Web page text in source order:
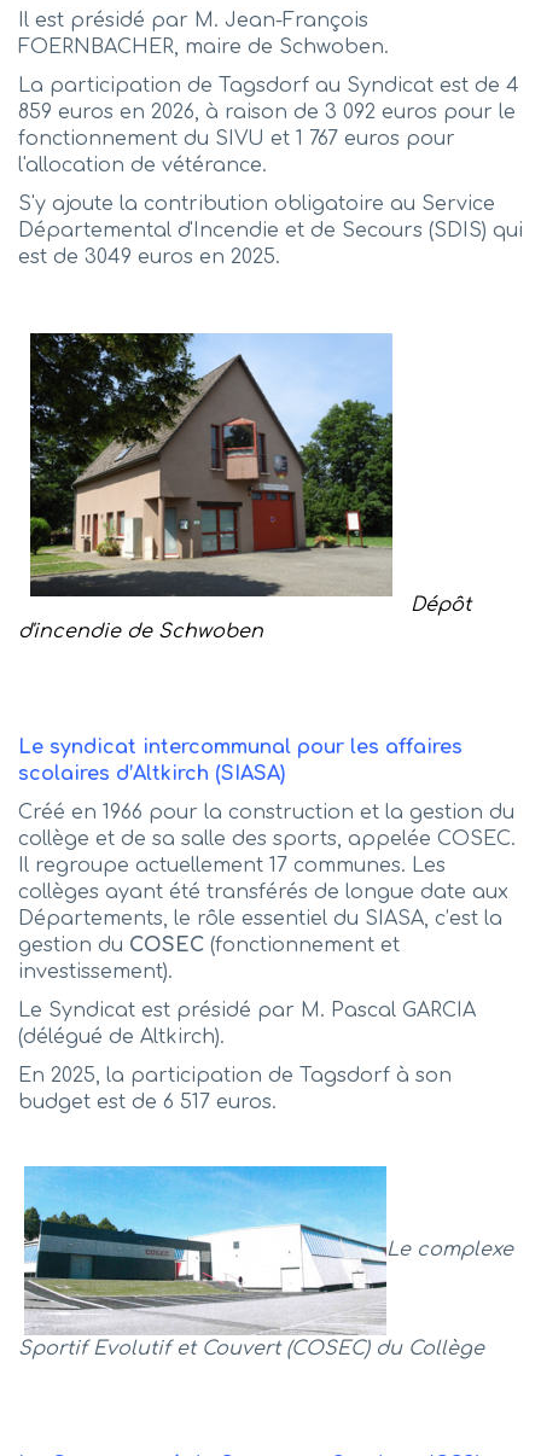
Il est présidé par M. Jean-François
FOERNBACHER, maire de Schwoben.
La participation de Tagsdorf au Syndicat est de 4
859 euros en 2026, à raison de 3 092 euros pour le
fonctionnement du SIVU et 1 767 euros pour
l'allocation de vétérance.
S'y ajoute la contribution obligatoire au Service
Départemental d'Incendie et de Secours (SDIS) qui
est de 3049 euros en 2025.
Dépôt
d'incendie de Schwoben
Le syndicat intercommunal pour les affaires
scolaires d’Altkirch (SIASA)
Créé en 1966 pour la construction et la gestion du
collège et de sa salle des sports, appelée COSEC.
Il regroupe actuellement 17 communes. Les
collèges ayant été transférés de longue date aux
Départements, le rôle essentiel du SIASA, c’est la
gestion du COSEC (fonctionnement et
investissement).
Le Syndicat est présidé par M. Pascal GARCIA
(délégué de Altkirch).
En 2025, la participation de Tagsdorf à son
budget est de 6 517 euros.
Le complexe
Sportif Evolutif et Couvert (COSEC) du Collège